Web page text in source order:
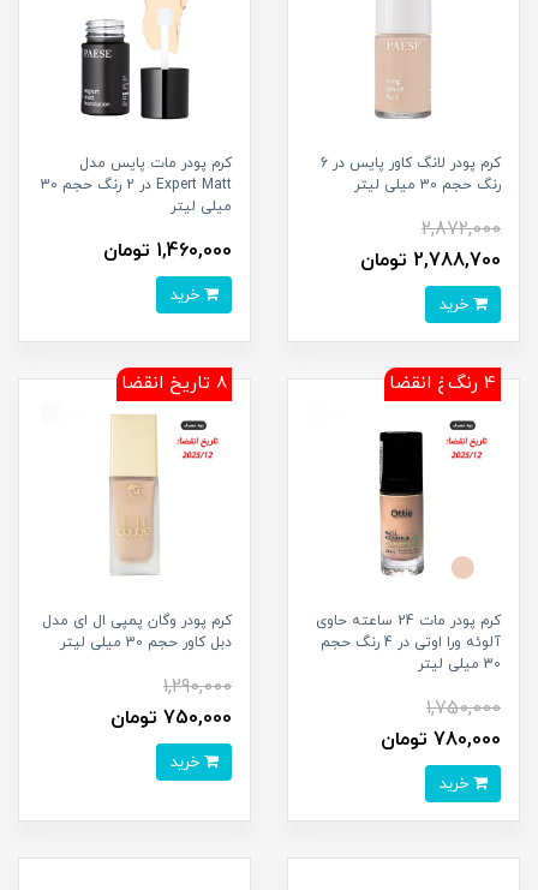
کرم پودر لانگ کاور پایس در 6
رنگ حجم 30 میلی لیتر
2,872,000
2,788,700 تومان
کرم پودر مات پایس مدل
Expert Matt در 2 رنگ حجم 30
میلی لیتر
1,460,000 تومان
4 تاریخ انقضا
4 رنگ
کرم پودر مات 24 ساعته حاوی
آلوئه ورا اوتی در 4 رنگ حجم
30 میلی لیتر
1,750,000
780,000 تومان
8 رنگ
8 تاریخ انقضا
کرم پودر وگان پمپی ال ای مدل
دبل کاور حجم 30 میلی لیتر
1,290,000
750,000 تومان